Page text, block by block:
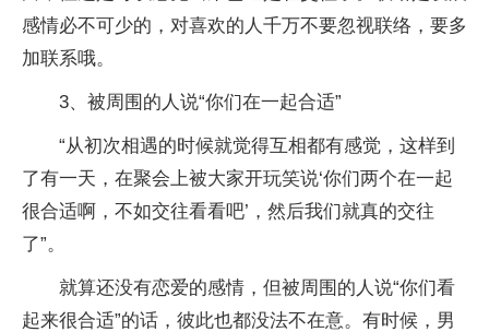
感情必不可少的，对喜欢的人千万不要忽视联络，要多
加联系哦。
3、被周围的人说“你们在一起合适”
“从初次相遇的时候就觉得互相都有感觉，这样到
了有一天，在聚会上被大家开玩笑说‘你们两个在一起
很合适啊，不如交往看看吧’，然后我们就真的交往
了”。
就算还没有恋爱的感情，但被周围的人说“你们看
起来很合适”的话，彼此也都没法不在意。有时候，男